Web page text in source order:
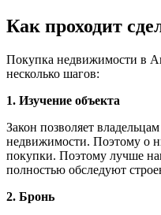
Как проходит
Покупка недвижимости в
несколько шагов:
1. Изучение объекта
Закон позволяет
недвижимости. Поэтому о
покупки. Поэтому лучше
полностью обследуют
2. Бронь